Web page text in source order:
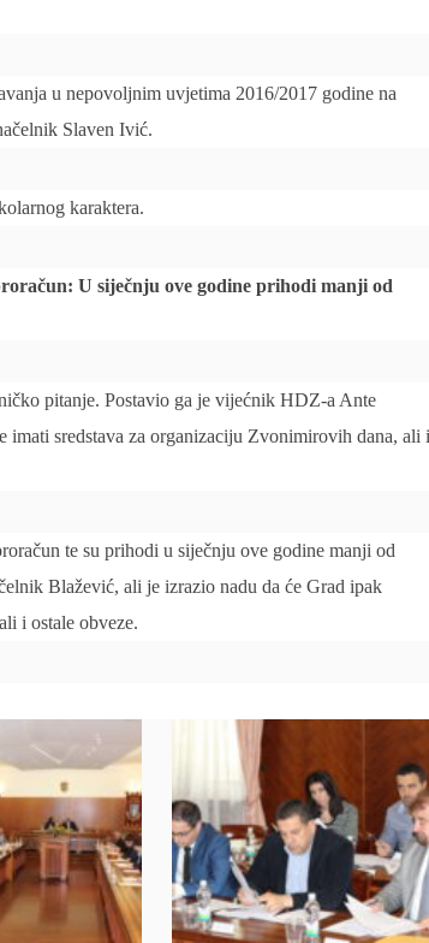
u nepovoljnim uvjetima 2016/2017 godine na
Slaven Ivić.
karaktera.
U siječnju ove godine prihodi manji od
pitanje. Postavio ga je vijećnik HDZ-a Ante
sredstava za organizaciju Zvonimirovih dana, ali i
te su prihodi u siječnju ove godine manji od
Blažević, ali je izrazio nadu da će Grad ipak
i ostale obveze.